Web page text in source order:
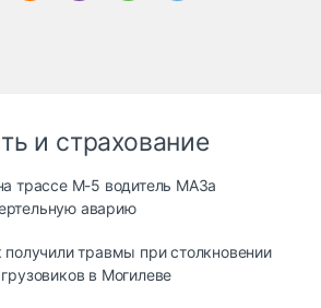
и страхование
трассе М-5 водитель МАЗа
аварию
получили травмы при столкновении
в Могилеве